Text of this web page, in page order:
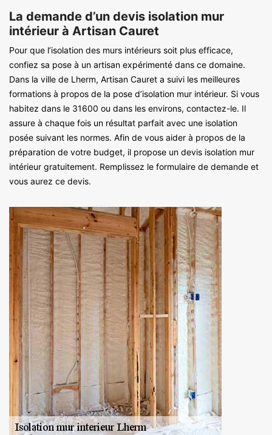
La demande d’un devis isolation mur
intérieur à Artisan Cauret
Pour que l’isolation des murs intérieurs soit plus efficace,
confiez sa pose à un artisan expérimenté dans ce domaine.
Dans la ville de Lherm, Artisan Cauret a suivi les meilleures
formations à propos de la pose d’isolation mur intérieur. Si vous
habitez dans le 31600 ou dans les environs, contactez-le. Il
assure à chaque fois un résultat parfait avec une isolation
posée suivant les normes. Afin de vous aider à propos de la
préparation de votre budget, il propose un devis isolation mur
intérieur gratuitement. Remplissez le formulaire de demande et
vous aurez ce devis.